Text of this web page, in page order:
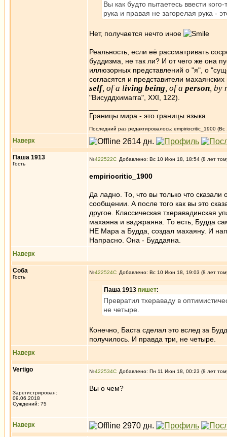
Вы как будто пытаетесь ввести
рука и правая не загорелая рука -
Нет, получается нечто иное
Реальность, если её рассматривать
буддизма, не так ли? И от чего же она
иллюзорных представлений о "я", о
согласятся и представители
self, of a living being, of a person, by
"Висуддхимагга", XXI, 122).
Границы мира - это границы языка
Последний раз редактировалось: empiriocritic_1900
Наверх
Паша 1913
Гость
№422522 Добавлено: Вс 10 Июн 18, 18:54 (8 лет
empiriocritic_1900
Да ладно. То, что вы только что
сообщении. А после того как вы это
другое. Классическая тхеравадинская
махаяна и ваджраяна. То есть, Будда
НЕ Мара а Будда, создал махаяну. И
Напрасно. Она - Буддаяна.
Наверх
Соба
Гость
№422524 Добавлено: Вс 10 Июн 18, 19:03 (8 лет
Паша 1913 пишет:
Превратил тхераваду в
не четыре.
Конечно, Баста сделал это вслед за
получилось. И правда три, не четыре.
Наверх
Vertigo
Зарегистрирован:
09.06.2018
Суждений: 75
№422534 Добавлено: Пн 11 Июн 18, 00:23 (8 лет
Вы о чем?
Наверх